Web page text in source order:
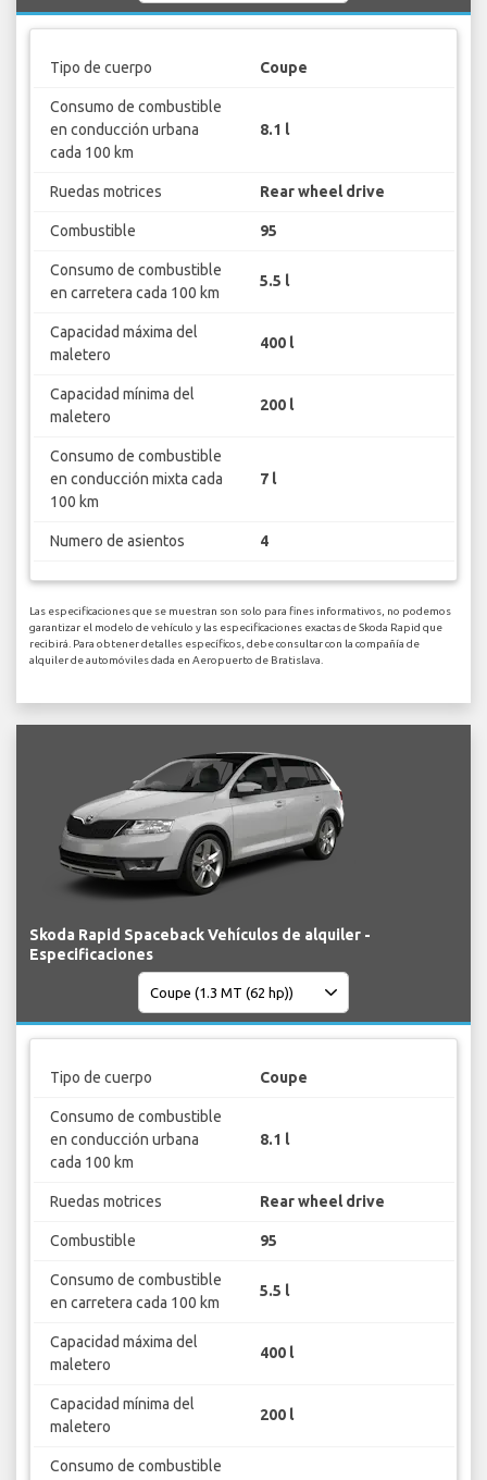
Tipo de cuerpo Coupe
Consumo de combustible
en conducción urbana
cada 100 km
8.1 l
Ruedas motrices Rear wheel drive
Combustible 95
Consumo de combustible
en carretera cada 100 km
5.5 l
Capacidad máxima del
maletero
400 l
Capacidad mínima del
maletero
200 l
Consumo de combustible
en conducción mixta cada
100 km
7 l
Numero de asientos 4
Las especificaciones que se muestran son solo para fines informativos, no podemos
garantizar el modelo de vehículo y las especificaciones exactas de Skoda Rapid que
recibirá. Para obtener detalles específicos, debe consultar con la compañía de
alquiler de automóviles dada en Aeropuerto de Bratislava.
Skoda Rapid Spaceback Vehículos de alquiler -
Especificaciones
Tipo de cuerpo Coupe
Consumo de combustible
en conducción urbana
cada 100 km
8.1 l
Ruedas motrices Rear wheel drive
Combustible 95
Consumo de combustible
en carretera cada 100 km
5.5 l
Capacidad máxima del
maletero
400 l
Capacidad mínima del
maletero
200 l
Consumo de combustible